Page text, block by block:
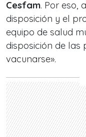
Cesfam. Por eso,
disposición y el
equipo de salud
disposición de las
vacunarse».